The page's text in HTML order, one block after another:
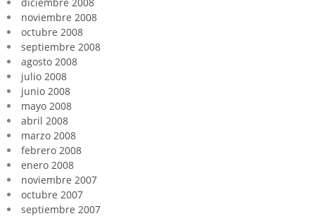
diciembre 2008
noviembre 2008
octubre 2008
septiembre 2008
agosto 2008
julio 2008
junio 2008
mayo 2008
abril 2008
marzo 2008
febrero 2008
enero 2008
noviembre 2007
octubre 2007
septiembre 2007